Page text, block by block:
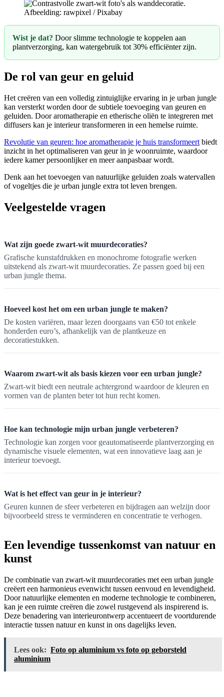
Afbeelding: rawpixel / Pixabay
Wist je dat? Door slimme technologie te koppelen aan
plantverzorging, kan watergebruik tot 30% efficiënter zijn.
De rol van geur en geluid
Het creëren van een volledig zintuiglijke ervaring in je urban jungle
kan versterkt worden door de subtiele toevoeging van geuren en
geluiden. Door aromatherapie en etherische oliën te integreren met
diffusers kan je interieur transformeren in een hemelse ruimte.
Revolutie van geuren: hoe aromatherapie je huis transformeert biedt
inzicht in het optimaliseren van geur in je woonruimte, waardoor
iedere kamer persoonlijker en meer aanpasbaar wordt.
Denk aan het toevoegen van natuurlijke geluiden zoals watervallen
of vogeltjes die je urban jungle extra tot leven brengen.
Veelgestelde vragen
Wat zijn goede zwart-wit muurdecoraties?
Grafische kunstafdrukken en monochrome fotografie werken
uitstekend als zwart-wit muurdecoraties. Ze passen goed bij een
urban jungle thema.
Hoeveel kost het om een urban jungle te maken?
De kosten variëren, maar lezen doorgaans van €50 tot enkele
honderden euro’s, afhankelijk van de plantkeuze en
decoratiestukken.
Waarom zwart-wit als basis kiezen voor een urban jungle?
Zwart-wit biedt een neutrale achtergrond waardoor de kleuren en
vormen van de planten beter tot hun recht komen.
Hoe kan technologie mijn urban jungle verbeteren?
Technologie kan zorgen voor geautomatiseerde plantverzorging en
dynamische visuele elementen, wat een innovatieve laag aan je
interieur toevoegt.
Wat is het effect van geur in je interieur?
Geuren kunnen de sfeer verbeteren en bijdragen aan welzijn door
bijvoorbeeld stress te verminderen en concentratie te verhogen.
Een levendige tussenkomst van natuur en
kunst
De combinatie van zwart-wit muurdecoraties met een urban jungle
creëert een harmonieus evenwicht tussen eenvoud en levendigheid.
Door natuurlijke elementen en moderne technologie te combineren,
kan je een ruimte creëren die zowel rustgevend als inspirerend is.
Deze benadering van interieurontwerp accentueert de voortdurende
interactie tussen natuur en kunst in ons dagelijks leven.
Lees ook: Foto op aluminium vs foto op geborsteld
aluminium